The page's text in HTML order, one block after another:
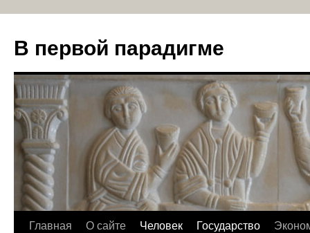
В первой парадигме
Перейти
Главная О сайте Человек Государство